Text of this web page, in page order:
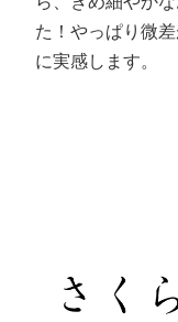
た！やっぱり微
に実感します。